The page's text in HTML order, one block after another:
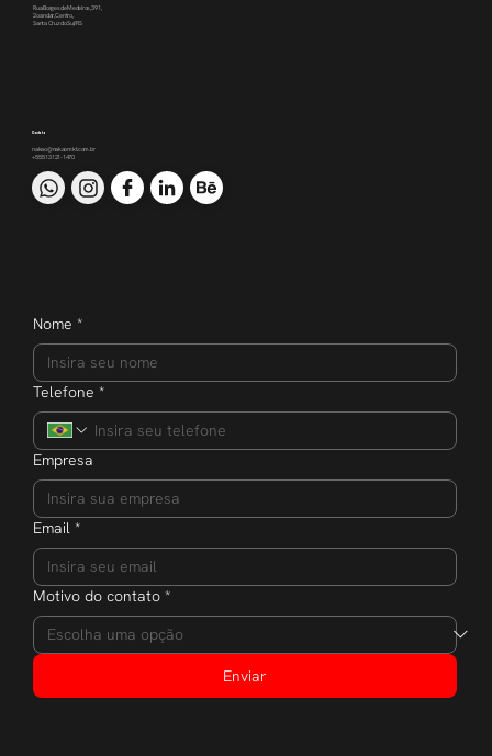
Rua Borges de Medeiros, 391,
2o andar, Centro,
Santa Cruz do Sul/RS
Contato
nakao@nakaomkt.com.br
+55 51 3121-1470
Nome *
Telefone *
Empresa
Email *
Motivo do contato *
Enviar